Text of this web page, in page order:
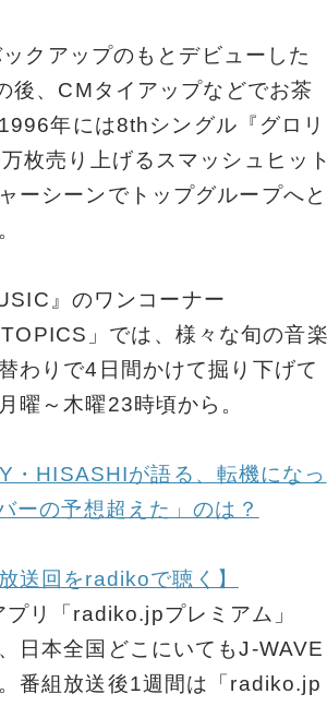
クアップのもとデビューした
後、CMタイアップなどでお茶
年には8thシングル『グロリ
枚売り上げるスマッシュヒッ
ーシーンでトップグループへと
』のワンコーナー
TOPICS」では、様々な旬の音
わりで4日間かけて掘り下げて
曜～木曜23時頃から。
・HISASHIが語る、転機になっ
ーの予想超えた」のは？
送回をradikoで聴く】
リ「radiko.jpプレミアム」
日本全国どこにいてもJ-WAVE
番組放送後1週間は「radiko.jp